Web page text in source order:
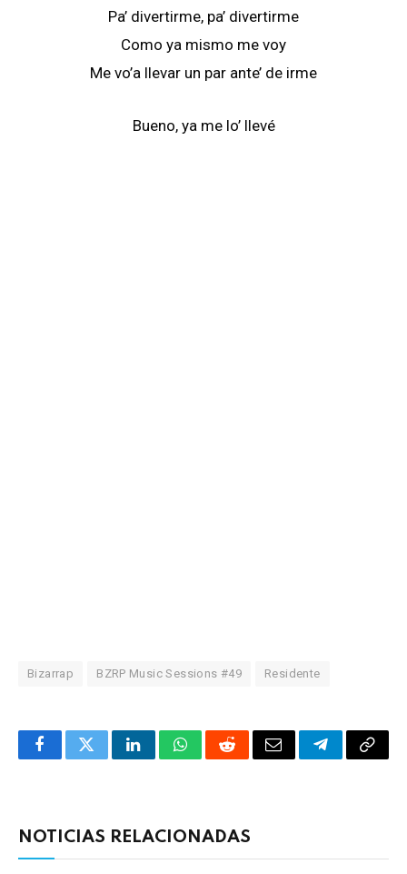
Pa’ divertirme, pa’ divertirme
Como ya mismo me voy
Me vo’a llevar un par ante’ de irme
Bueno, ya me lo’ llevé
Bizarrap BZRP Music Sessions #49 Residente
FacebookTwitterLinkedInWhatsAppRedditCorreoTelegrama
NOTICIAS RELACIONADAS